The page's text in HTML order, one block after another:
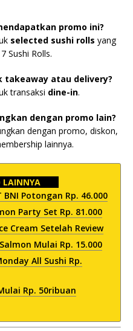
promo ini?
selected sushi rolls yang
Sushi Rolls.
takeaway atau delivery?
transaksi dine-in.
dengan promo lain?
dengan promo, diskon,
lainnya.
LAINNYA
Potongan Rp. 46.000
Party Set Rp. 81.000
Cream Setelah Review
Mulai Rp. 15.000
All Sushi Rp.
Rp. 50ribuan